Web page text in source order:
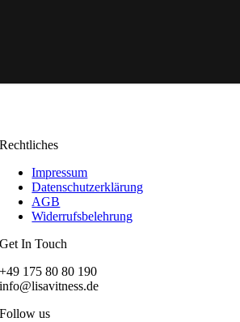
Rechtliches
Impressum
Datenschutzerklärung
AGB
Widerrufsbelehrung
Get In Touch
+49 175 80 80 190
info@lisavitness.de
Follow us